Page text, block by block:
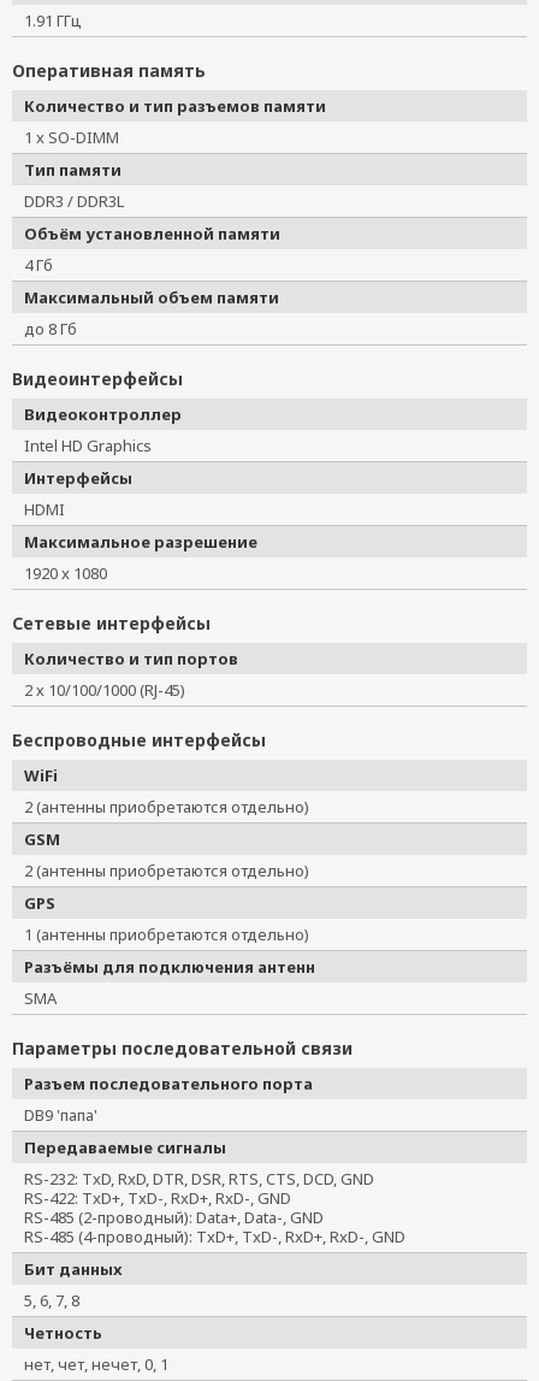
1.91 ГГц
Оперативная память
Количество и тип разъемов памяти
1 x SO-DIMM
Тип памяти
DDR3 / DDR3L
Объём установленной памяти
4 Гб
Максимальный объем памяти
до 8 Гб
Видеоинтерфейсы
Видеоконтроллер
Intel HD Graphics
Интерфейсы
HDMI
Максимальное разрешение
1920 x 1080
Сетевые интерфейсы
Количество и тип портов
2 х 10/100/1000 (RJ-45)
Беспроводные интерфейсы
WiFi
2 (антенны приобретаются отдельно)
GSM
2 (антенны приобретаются отдельно)
GPS
1 (антенны приобретаются отдельно)
Разъёмы для подключения антенн
SMA
Параметры последовательной связи
Разъем последовательного порта
DB9 'папа'
Передаваемые сигналы
RS-232: TxD, RxD, DTR, DSR, RTS, CTS, DCD, GND
RS-422: TxD+, TxD-, RxD+, RxD-, GND
RS-485 (2-проводный): Data+, Data-, GND
RS-485 (4-проводный): TxD+, TxD-, RxD+, RxD-, GND
Бит данных
5, 6, 7, 8
Четность
нет, чет, нечет, 0, 1